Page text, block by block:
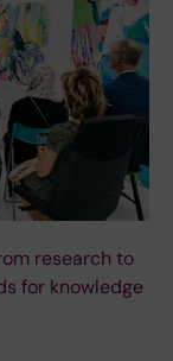
research to
for knowledge